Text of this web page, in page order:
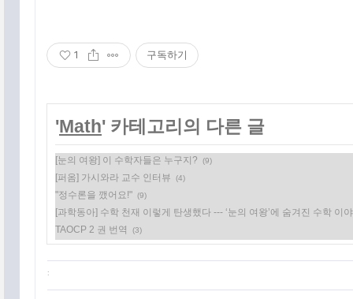
1 구독하기
'Math' 카테고리의 다른 글
[눈의 여왕] 이 수학자들은 누구지? (9)
[퍼옴] 가시와라 교수 인터뷰 (4)
"정수론을 깼어요!" (9)
[과학동아] 수학 천재 이렇게 탄생했다 --- ‘눈의 여왕’에 숨겨진 수학 이
TAOCP 2 권 번역
(3)
: